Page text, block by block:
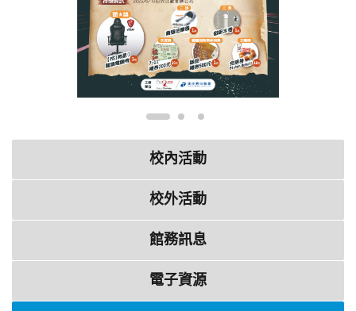
校內活動
校外活動
館務訊息
電子資源